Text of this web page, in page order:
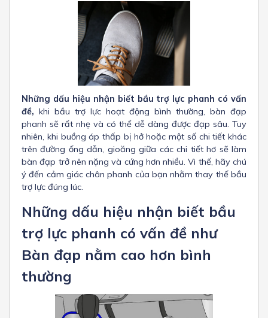
Những dấu hiệu nhận biết bầu trợ lực phanh có vấn
đề, khi bầu trợ lực hoạt động bình thường, bàn đạp
phanh sẽ rất nhẹ và có thể dễ dàng được đạp sâu. Tuy
nhiên, khi buồng áp thấp bị hở hoặc một số chi tiết khác
trên đường ống dẫn, gioăng giữa các chi tiết hơ sẽ làm
bàn đạp trở nên nặng và cứng hơn nhiều. Vì thế, hãy chú
ý đến cảm giác chân phanh của bạn nhằm thay thế bầu
trợ lực đúng lúc.
Những dấu hiệu nhận biết bầu
trợ lực phanh có vấn đề như
Bàn đạp nằm cao hơn bình
thường